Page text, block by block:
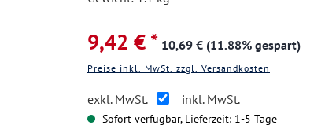
9,42 € * 10,69 €(11.88% gespart)
Preise inkl. MwSt. zzgl. Versandkosten
exkl. MwSt. inkl. MwSt.
Sofort verfügbar, Lieferzeit: 1-5 Tage